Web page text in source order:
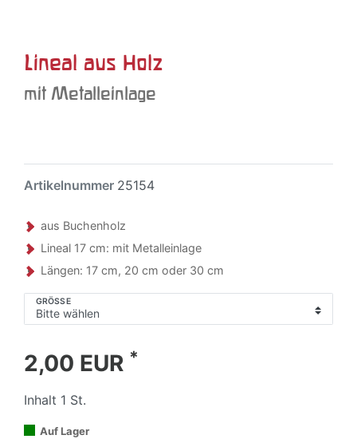
Lineal aus Holz
mit Metalleinlage
Artikelnummer 25154
aus Buchenholz
Lineal 17 cm: mit Metalleinlage
Längen: 17 cm, 20 cm oder 30 cm
GRÖSSE
2,00 EUR *
Inhalt 1 St.
Auf Lager